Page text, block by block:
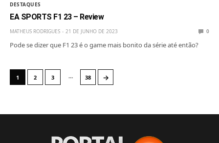
DESTAQUES
EA SPORTS F1 23 – Review
MATHEUS RODRIGUES 21 DE JUNHO DE 2023 0
Pode se dizer que F1 23 é o game mais bonito da série até então?
1 2 3 … 38 →